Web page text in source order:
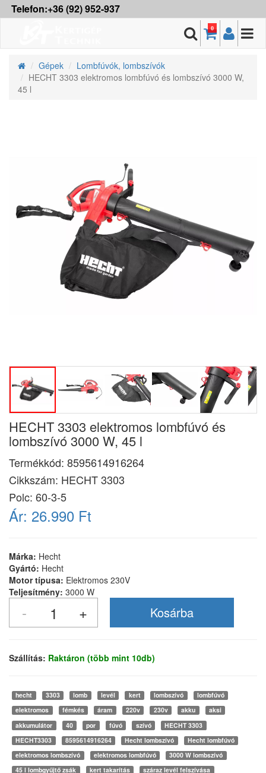
Telefon:+36 (92) 952-937
0
Gépek
Lombfúvók, lombszívók
HECHT 3303 elektromos lombfúvó és lombszívó 3000 W,
45 l
HECHT 3303 elektromos lombfúvó és
lombszívó 3000 W, 45 l
Termékkód: 8595614916264
Cikkszám: HECHT 3303
Polc: 60-3-5
Ár: 26.990 Ft
Márka: Hecht
Gyártó: Hecht
Motor típusa: Elektromos 230V
Teljesítmény: 3000 W
Szállítás: Raktáron (több mint 10db)
hecht 3303 lomb levél kert lombszívó
lombfúvó
elektromos
fémkés áram 220v 230v akku
aksi
akkumulátor
40 por fúvó szívó
HECHT 3303
HECHT3303
8595614916264 Hecht lombszívó
Hecht lombfúvó
elektromos lombszívó
elektromos lombfúvó
3000 W lombszívó
45 l lombgyűjtő zsák
kert takarítás
száraz levél felszívása